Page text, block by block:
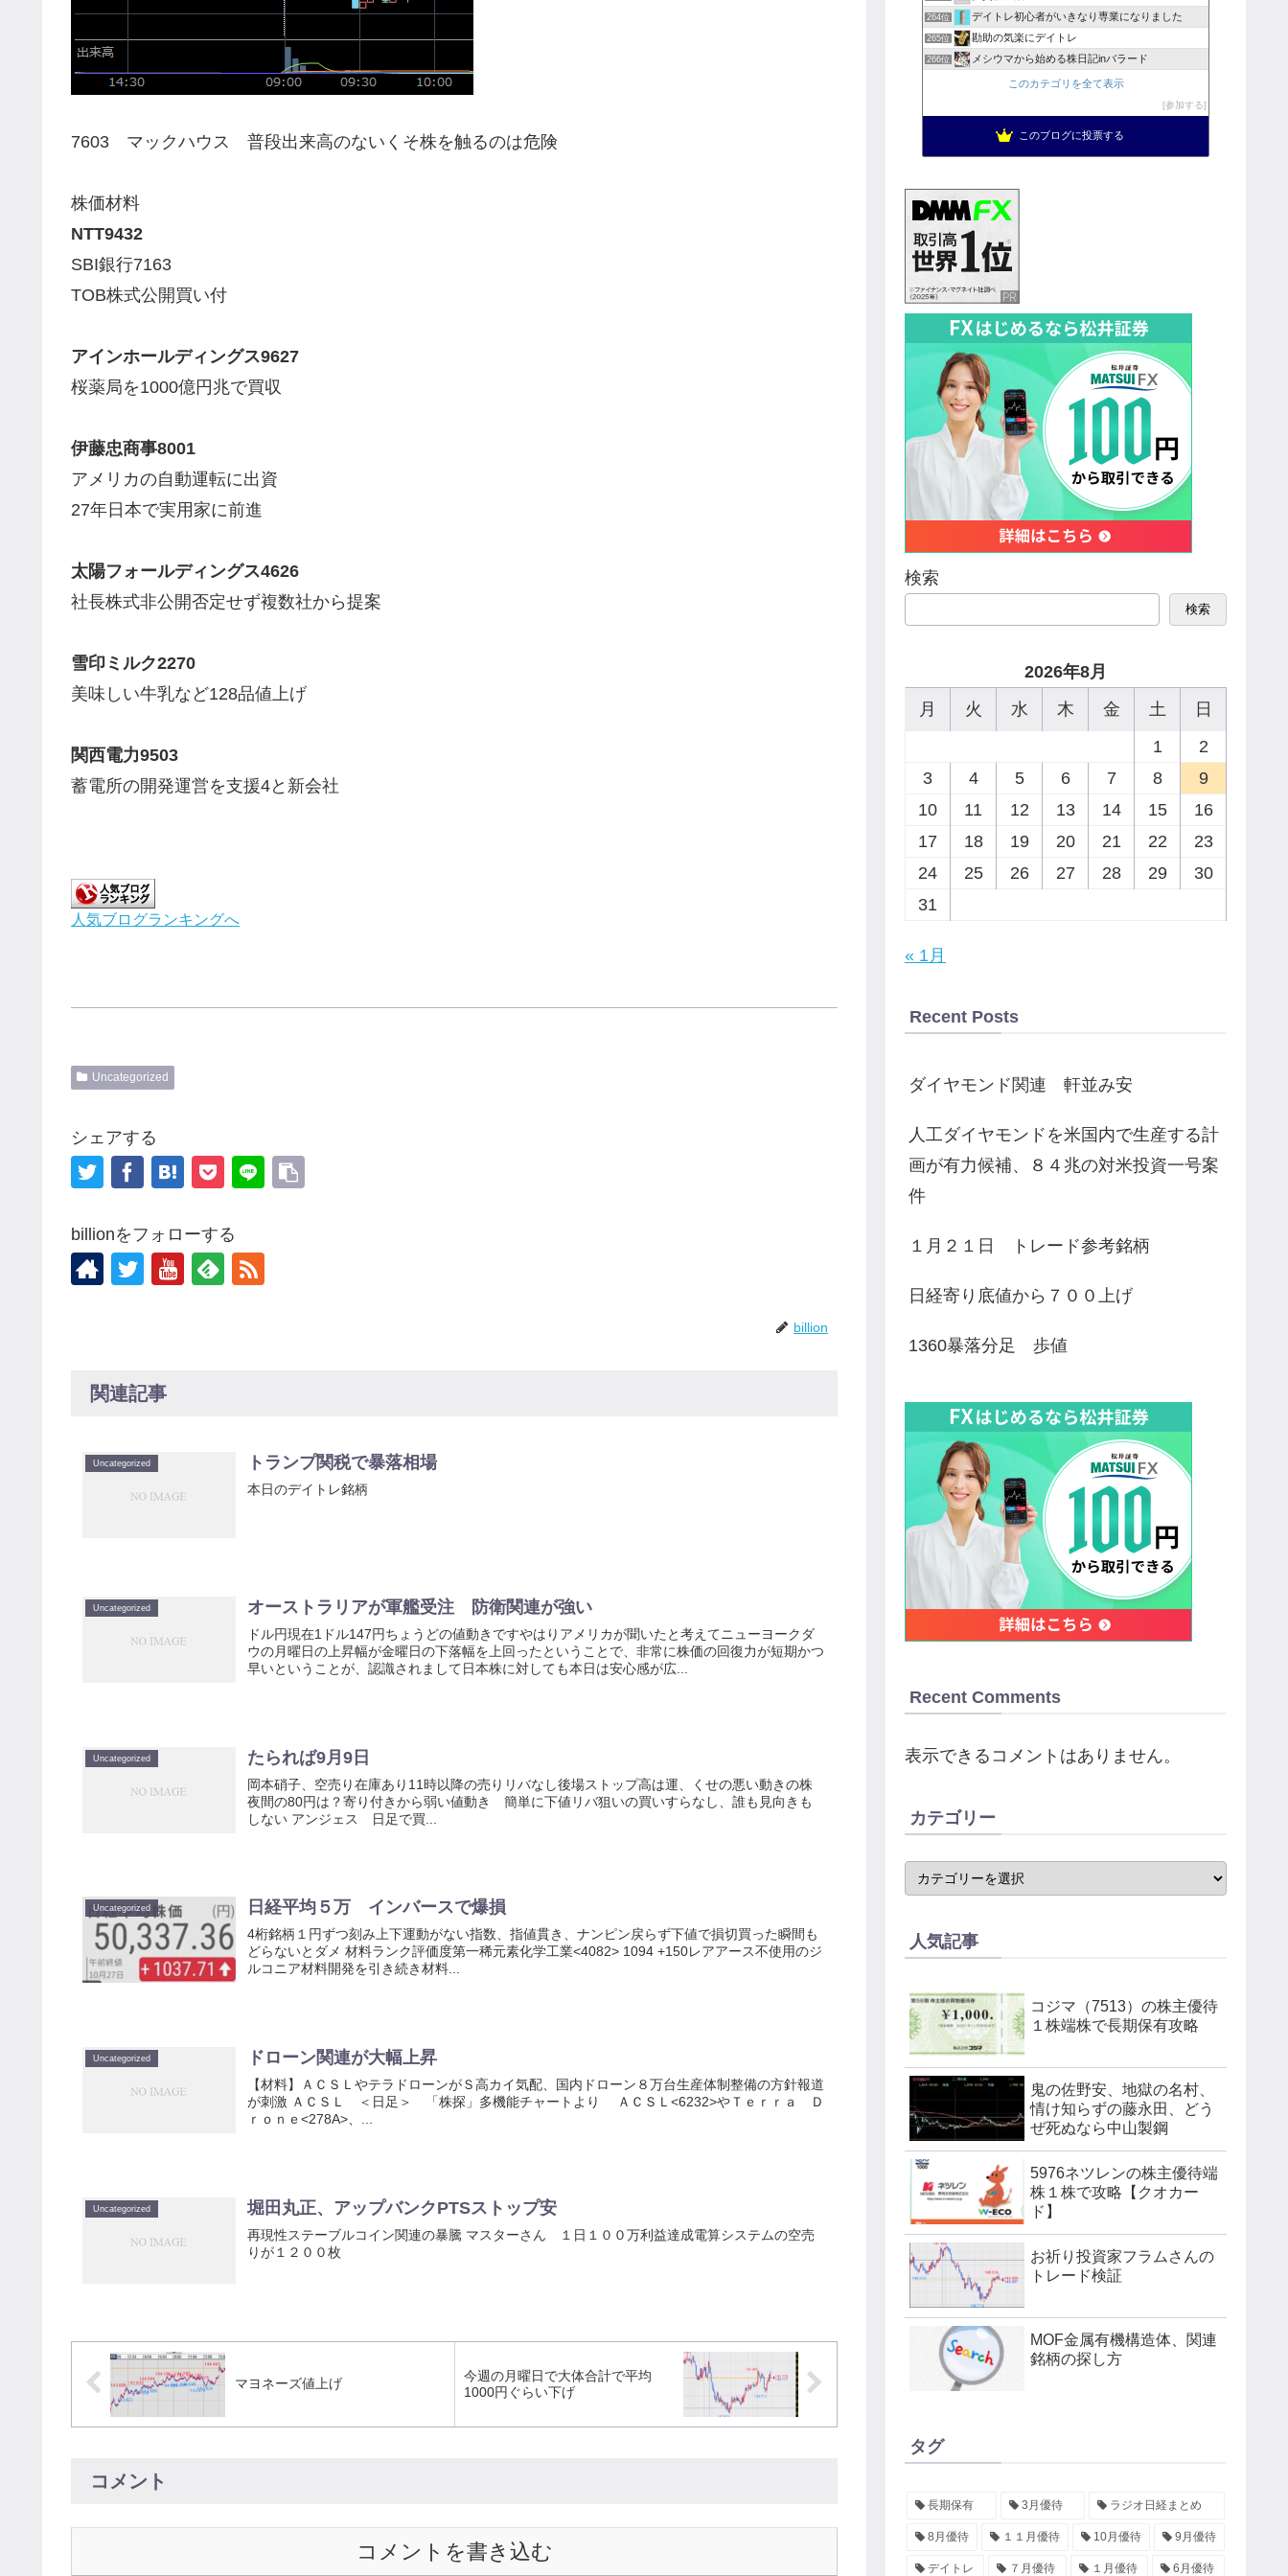
7603 マックハウス 普段出来高のないくそ株を触るのは危険
株価材料
NTT9432
SBI銀行7163
TOB株式公開買い付
アインホールディングス9627
桜薬局を1000億円兆で買収
伊藤忠商事8001
アメリカの自動運転に出資
27年日本で実用家に前進
太陽フォールディングス4626
社長株式非公開否定せず複数社から提案
雪印ミルク2270
美味しい牛乳など128品値上げ
関西電力9503
蓄電所の開発運営を支援4と新会社
人気ブログランキングへ
Uncategorized
シェアする
billionをフォローする
billion
関連記事
Uncategorized トランプ関税で暴落相場
本日のデイトレ銘柄
Uncategorized オーストラリアが軍艦受注 防衛関連が強い
ドル円現在1ドル147円ちょうどの値動きですやはりアメリカが聞いたと考えてニューヨークダ
ウの月曜日の上昇幅が金曜日の下落幅を上回ったということで、非常に株価の回復力が短期かつ
早いということが、認識されまして日本株に対しても本日は安心感が広...
Uncategorized たられば9月9日
岡本硝子、空売り在庫あり11時以降の売りリバなし後場ストップ高は運、くせの悪い動きの株
夜間の80円は？寄り付きから弱い値動き 簡単に下値リバ狙いの買いすらなし、誰も見向きも
しない アンジェス 日足で買...
Uncategorized 日経平均５万 インバースで爆損
4桁銘柄１円ずつ刻み上下運動がない指数、指値貫き、ナンピン戻らず下値で損切買った瞬間も
どらないとダメ 材料ランク評価度第一稀元素化学工業<4082> 1094 +150レアアース不使用のジ
ルコニア材料開発を引き続き材料...
Uncategorized ドローン関連が大幅上昇
【材料】ＡＣＳＬやテラドローンがＳ高カイ気配、国内ドローン８万台生産体制整備の方針報道
が刺激 ＡＣＳＬ ＜日足＞ 「株探」多機能チャートより ＡＣＳＬ<6232>やＴｅｒｒａ Ｄ
ｒｏｎｅ<278A>、...
Uncategorized 堀田丸正、アップバンクPTSストップ安
再現性ステーブルコイン関連の暴騰 マスターさん １日１００万利益達成電算システムの空売
りが１２００枚
マヨネーズ値上げ
今週の月曜日で大体合計で平均
1000円ぐらい下げ
コメント
コメントを書き込む
264位 デイトレ初心者がいきなり専業になりました
265位 勘助の気楽にデイトレ
266位 メシウマから始める株日記inバラード
このカテゴリを全て表示
参加する
このブログに投票する
検索
検索
2026年8月
月
火 水 木 金 土
日
1
2
3
4 5 6 7 8
9
10
11 12 13 14 15
16
17
18 19 20 21 22
23
24
25 26 27 28 29
30
31
« 1月
Recent Posts
ダイヤモンド関連 軒並み安
人工ダイヤモンドを米国内で生産する計
画が有力候補、８４兆の対米投資一号案
件
１月２１日 トレード参考銘柄
日経寄り底値から７００上げ
1360暴落分足 歩値
Recent Comments
表示できるコメントはありません。
カテゴリー
人気記事
コジマ（7513）の株主優待
１株端株で長期保有攻略
鬼の佐野安、地獄の名村、
情け知らずの藤永田、どう
ぜ死ぬなら中山製鋼
5976ネツレンの株主優待端
株１株で攻略【クオカー
ド】
お祈り投資家フラムさんの
トレード検証
MOF金属有機構造体、関連
銘柄の探し方
タグ
長期保有 3月優待 ラジオ日経まとめ
8月優待 １１月優待 10月優待 9月優待
デイトレ ７月優待 １月優待 6月優待